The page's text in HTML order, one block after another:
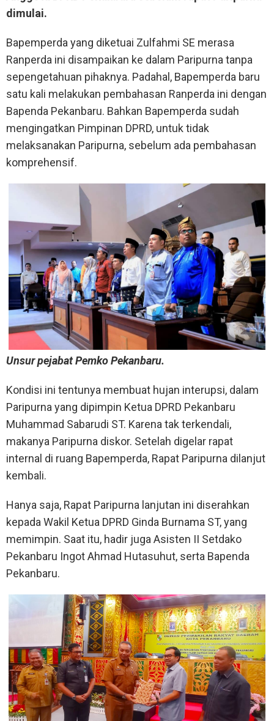
dimulai.
Bapemperda yang diketuai Zulfahmi SE merasa
Ranperda ini disampaikan ke dalam Paripurna tanpa
sepengetahuan pihaknya. Padahal, Bapemperda baru
satu kali melakukan pembahasan Ranperda ini dengan
Bapenda Pekanbaru. Bahkan Bapemperda sudah
mengingatkan Pimpinan DPRD, untuk tidak
melaksanakan Paripurna, sebelum ada pembahasan
komprehensif.
Unsur pejabat Pemko Pekanbaru.
Kondisi ini tentunya membuat hujan interupsi, dalam
Paripurna yang dipimpin Ketua DPRD Pekanbaru
Muhammad Sabarudi ST. Karena tak terkendali,
makanya Paripurna diskor. Setelah digelar rapat
internal di ruang Bapemperda, Rapat Paripurna dilanjut
kembali.
Hanya saja, Rapat Paripurna lanjutan ini diserahkan
kepada Wakil Ketua DPRD Ginda Burnama ST, yang
memimpin. Saat itu, hadir juga Asisten II Setdako
Pekanbaru Ingot Ahmad Hutasuhut, serta Bapenda
Pekanbaru.